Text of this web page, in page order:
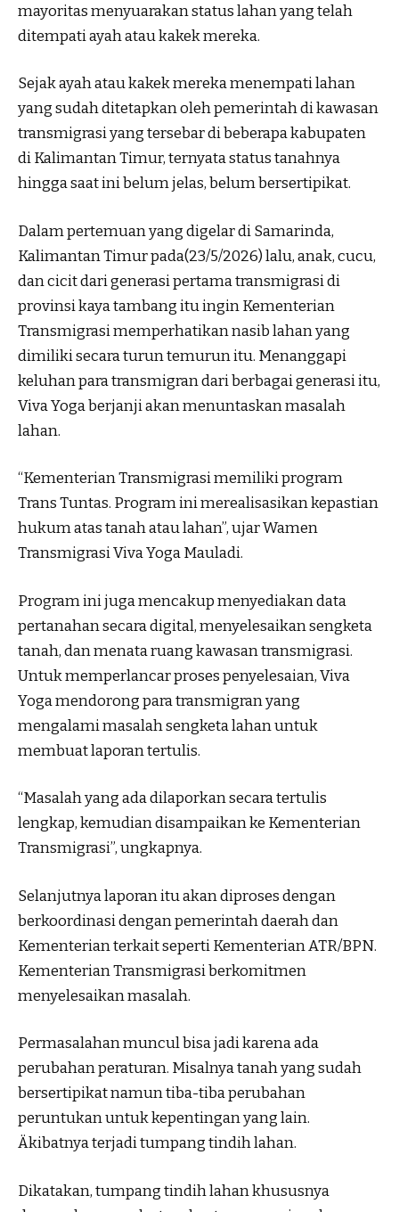
mayoritas menyuarakan status lahan yang telah
ditempati ayah atau kakek mereka.
Sejak ayah atau kakek mereka menempati lahan
yang sudah ditetapkan oleh pemerintah di kawasan
transmigrasi yang tersebar di beberapa kabupaten
di Kalimantan Timur, ternyata status tanahnya
hingga saat ini belum jelas, belum bersertipikat.
Dalam pertemuan yang digelar di Samarinda,
Kalimantan Timur pada(23/5/2026) lalu, anak, cucu,
dan cicit dari generasi pertama transmigrasi di
provinsi kaya tambang itu ingin Kementerian
Transmigrasi memperhatikan nasib lahan yang
dimiliki secara turun temurun itu. Menanggapi
keluhan para transmigran dari berbagai generasi itu,
Viva Yoga berjanji akan menuntaskan masalah
lahan.
“Kementerian Transmigrasi memiliki program
Trans Tuntas. Program ini merealisasikan kepastian
hukum atas tanah atau lahan”, ujar Wamen
Transmigrasi Viva Yoga Mauladi.
Program ini juga mencakup menyediakan data
pertanahan secara digital, menyelesaikan sengketa
tanah, dan menata ruang kawasan transmigrasi.
Untuk memperlancar proses penyelesaian, Viva
Yoga mendorong para transmigran yang
mengalami masalah sengketa lahan untuk
membuat laporan tertulis.
“Masalah yang ada dilaporkan secara tertulis
lengkap, kemudian disampaikan ke Kementerian
Transmigrasi”, ungkapnya.
Selanjutnya laporan itu akan diproses dengan
berkoordinasi dengan pemerintah daerah dan
Kementerian terkait seperti Kementerian ATR/BPN.
Kementerian Transmigrasi berkomitmen
menyelesaikan masalah.
Permasalahan muncul bisa jadi karena ada
perubahan peraturan. Misalnya tanah yang sudah
bersertipikat namun tiba-tiba perubahan
peruntukan untuk kepentingan yang lain.
Äkibatnya terjadi tumpang tindih lahan.
Dikatakan, tumpang tindih lahan khususnya